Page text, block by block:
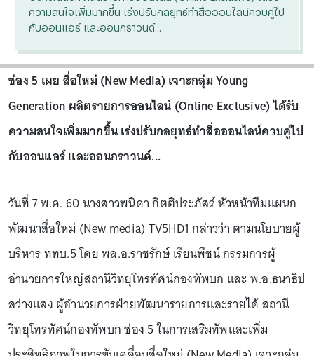
ความสนใจเพิ่มมากขึ้น เร่งปรับกลยุทธ์ทำสื่อออนไลน์ควบคู่ไป
กับออนแอร์ และออนกราวนด์...
ช่อง 5 เผย สื่อใหม่ (New Media) เจาะกลุ่ม Young
Generation ผลิตรายการออนไลน์ (Online Exclusive) ได้รับ
ความสนใจเพิ่มมากขึ้น เร่งปรับกลยุทธ์ทำสื่อออนไลน์ควบคู่ไป
กับออนแอร์ และออนกราวนด์...
วันที่ 7 พ.ค. 60 นางสาวพนิดา กิตติประภัสร์ หัวหน้าทีมแผนก
พัฒนาสื่อใหม่ (New media) TV5HD1 กล่าวว่า ตามนโยบายผู้
บริหาร ททบ.5 โดย พล.อ.ราชรักษ์ เรียนพืชน์ กรรมการผู้
อำนวยการใหญ่สถานีวิทยุโทรทัศน์กองทัพบก และ พ.อ.ธนาธิป
สว่างแสง ผู้อำนวยการฝ่ายพัฒนารายการและรายได้ สถานี
วิทยุโทรทัศน์กองทัพบก ช่อง 5 ในการเสริมทัพและเพิ่ม